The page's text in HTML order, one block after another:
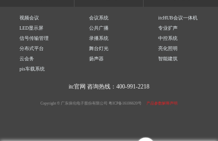
视频会议 会议系统
itcHUB会议一体机
LED显示屏
公共广播
专业扩声
信号传输管理
录播系统
中控系统
分布式平台
舞台灯光
亮化照明
云会务
扬声器
智能建筑
pis车载系统
itc官网 咨询热线：400-991-2218
Copyright © 广东保伦电子股份有限公司 粤ICP备16106620号 产品参数解释声明